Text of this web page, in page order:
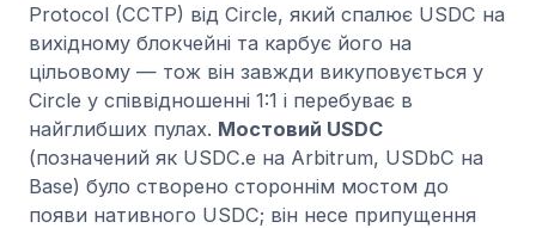
Protocol (CCTP) від Circle, який спалює USDC на
вихідному блокчейні та карбує його на
цільовому — тож він завжди викуповується у
Circle у співвідношенні 1:1 і перебуває в
найглибших пулах. Мостовий USDC
(позначений як USDC.e на Arbitrum, USDbC на
Base) було створено стороннім мостом до
появи нативного USDC; він несе припущення